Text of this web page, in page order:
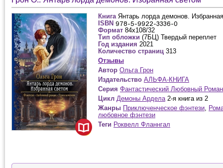
Книга Янтарь лорда демонов.
ISBN
Формат 84х108/32
Тип обложки (7БЦ) Твердый переплет
Год издания 2021
Количество страниц 313
Отзывы
Автор Ольга Грон
Издательство АЛЬФА-КНИГА
Серия Фантастический Любовный Роман
Цикл Демоны Ардела2-я книга из 2
Жанры Приключенческое фэнтези,
любовное фэнтези
Теги Роквелл Фланнгал